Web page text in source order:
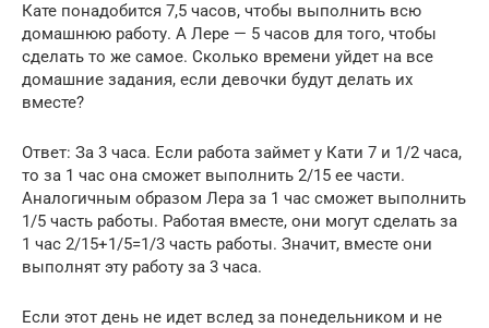
Кате понадобится 7,5 часов, чтобы выполнить всю
домашнюю работу. А Лере — 5 часов для того, чтобы
сделать то же самое. Сколько времени уйдет на все
домашние задания, если девочки будут делать их
вместе?
Ответ: За 3 часа. Если работа займет у Кати 7 и 1/2 часа,
то за 1 час она сможет выполнить 2/15 ее части.
Аналогичным образом Лера за 1 час сможет выполнить
1/5 часть работы. Работая вместе, они могут сделать за
1 час 2/15+1/5=1/3 часть работы. Значит, вместе они
выполнят эту работу за 3 часа.
Если этот день не идет вслед за понедельником и не